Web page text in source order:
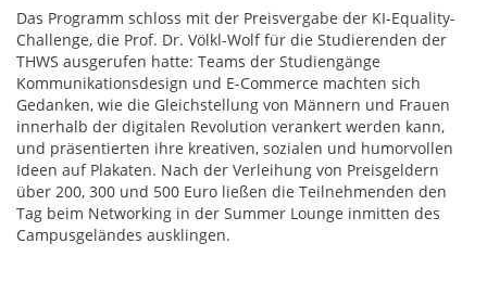
Das Programm schloss mit der Preisvergabe der KI-Equality-
Challenge, die Prof. Dr. Völkl-Wolf für die Studierenden der
THWS ausgerufen hatte: Teams der Studiengänge
Kommunikationsdesign und E-Commerce machten sich
Gedanken, wie die Gleichstellung von Männern und Frauen
innerhalb der digitalen Revolution verankert werden kann,
und präsentierten ihre kreativen, sozialen und humorvollen
Ideen auf Plakaten. Nach der Verleihung von Preisgeldern
über 200, 300 und 500 Euro ließen die Teilnehmenden den
Tag beim Networking in der Summer Lounge inmitten des
Campusgeländes ausklingen.